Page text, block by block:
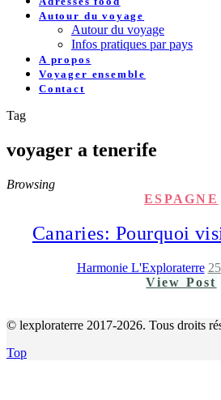
Autour du voyage
Autour du voyage
Infos pratiques par pays
A propos
Voyager ensemble
Contact
Tag
voyager a tenerife
Browsing
ESPAGNE
Canaries: Pourquoi
Harmonie L'Exploraterre
View Post
© lexploraterre 2017-2026. Tous droits
Top